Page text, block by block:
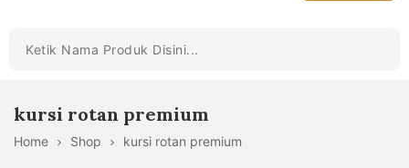
Jepara
Furniture
Jati
kursi rotan premium
Home Shop kursi rotan premium